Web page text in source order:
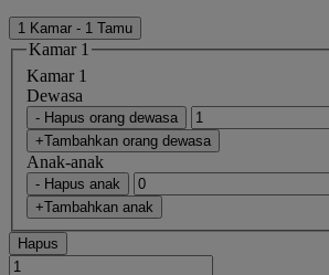
1 Kamar - 1 Tamu
Kamar 1
Kamar 1
Dewasa
- Hapus orang dewasa
+Tambahkan orang dewasa
Anak-anak
- Hapus anak
+Tambahkan anak
Hapus